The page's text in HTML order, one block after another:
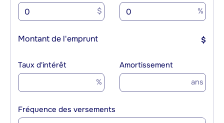
$ %
Montant de l'emprunt $
Taux d'intérêt
%
Amortissement
ans
Fréquence des versements